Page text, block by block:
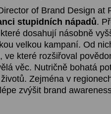
of Brand Design at
stupidních nápadů.
dosahují násobně
velkou kampaní. Od
ve které rozšiřoval
věc. Nutričně bohatá
Zejména v
zvýšit brand